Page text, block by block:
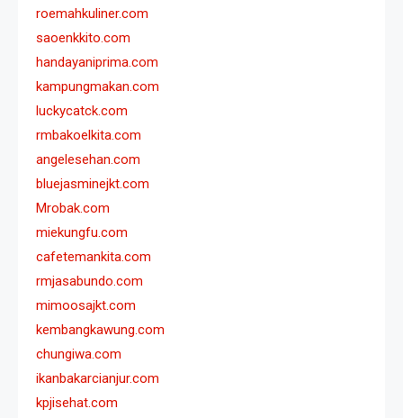
roemahkuliner.com
saoenkkito.com
handayaniprima.com
kampungmakan.com
luckycatck.com
rmbakoelkita.com
angelesehan.com
bluejasminejkt.com
Mrobak.com
miekungfu.com
cafetemankita.com
rmjasabundo.com
mimoosajkt.com
kembangkawung.com
chungiwa.com
ikanbakarcianjur.com
kpjisehat.com